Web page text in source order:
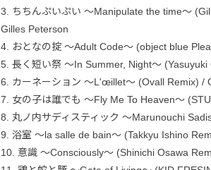
3. ちちんぷいぷい ～Manipulate the time～
Gilles Peterson
4. おとなの掟 ～Adult Code～ (object blue
5. 長く短い祭 ～In Summer, Night～
6. カーネーション ～L'œillet～ (Ovall Remix) /
7. 女の子は誰でも ～Fly Me To Heaven～
8. 丸ノ内サディスティック ～Marunouchi
9. 浴室 ～la salle de bain～ (Takkyu Ishino
10. 意識 ～Consciously～ (Shinichi Osawa